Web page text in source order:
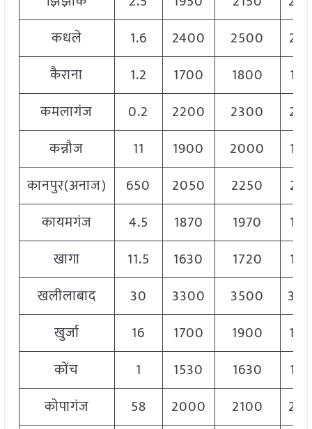
कधले
1.6 2400 2500
कैराना
1.2 1700 1800
कमलागंज
0.2 2200 2300
कन्नौज
11 1900 2000
कानपुर(अनाज)
650 2050 2250
कायमगंज
4.5 1870 1970
खागा
11.5 1630 1720
खलीलाबाद
30 3300 3500
खुर्जा
16 1700 1900
कोंच
1 1530 1630
कोपागंज
58 2000 2100